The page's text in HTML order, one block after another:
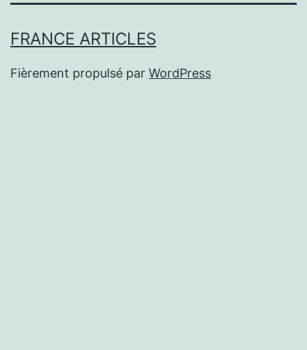
FRANCE ARTICLES
Fièrement propulsé par WordPress